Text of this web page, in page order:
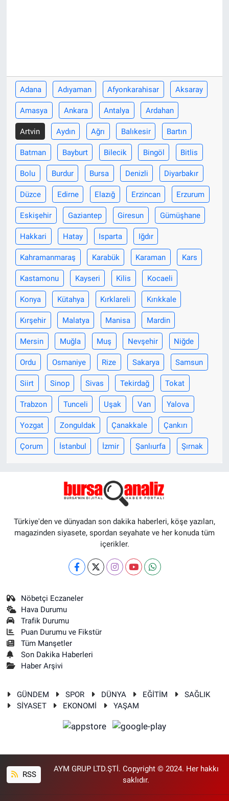
Adana Adıyaman Afyonkarahisar Aksaray
Amasya Ankara Antalya Ardahan
Artvin Aydın Ağrı Balıkesir Bartın
Batman Bayburt Bilecik Bingöl Bitlis
Bolu Burdur Bursa Denizli Diyarbakır
Düzce Edirne Elazığ Erzincan Erzurum
Eskişehir Gaziantep Giresun Gümüşhane
Hakkari Hatay Isparta Iğdır
Kahramanmaraş Karabük Karaman Kars
Kastamonu Kayseri Kilis Kocaeli
Konya Kütahya Kırklareli Kırıkkale
Kırşehir Malatya Manisa Mardin
Mersin Muğla Muş Nevşehir Niğde
Ordu Osmaniye Rize Sakarya Samsun
Siirt Sinop Sivas Tekirdağ Tokat
Trabzon Tunceli Uşak Van Yalova
Yozgat Zonguldak Çanakkale Çankırı
Çorum İstanbul İzmir Şanlıurfa Şırnak
Türkiye'den ve dünyadan son dakika haberleri, köşe yazıları,
magazinden siyasete, spordan seyahate ve her konuda tüm
içerikler.
Nöbetçi Eczaneler
Hava Durumu
Trafik Durumu
Puan Durumu ve Fikstür
Tüm Manşetler
Son Dakika Haberleri
Haber Arşivi
GÜNDEM SPOR DÜNYA EĞİTİM
SAĞLIK
SİYASET
EKONOMİ YAŞAM
RSS
AYM GRUP LTD.ŞTİ. Copyright © 2024. Her hakkı
saklıdır.